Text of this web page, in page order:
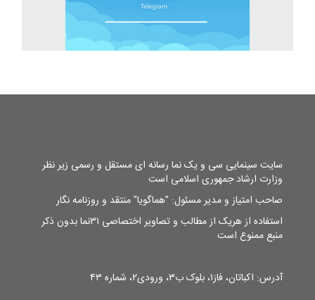
سایت سینمایی سی و یک نما رسانه ای مستقل و رسمی زیر نظر
وزارت ارشاد جمهوری اسلامی است
صاحب امتیاز و مدیر مسئول: "هماگویا" منتقد و روزنامه نگار
استفاده از هریک از مطالب و تصاویر اختصاصی ۳۱نما بدون ذکر
منبع ممنوع است
آدرس: اکباتان، فاز۱، بلوک ب۳، ورودی۲، شماره ۴۳